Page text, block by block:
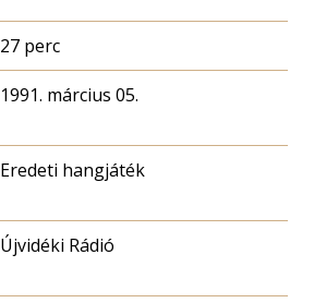
27 perc
1991. március 05.
Eredeti hangjáték
Újvidéki Rádió